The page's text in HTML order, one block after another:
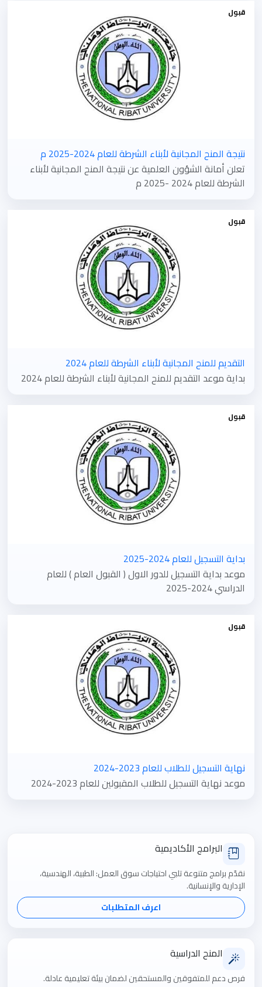
قبول
نتيجة المنح المجانية لأبناء الشرطة للعام 2024-2025 م
تعلن أمانة الشؤون العلمية عن نتيجة المنح المجانية لأبناء
الشرطة للعام 2024 -2025 م
قبول
التقديم للمنح المجانية لأبناء الشرطة للعام 2024
بداية موعد التقديم للمنح المجانية لأبناء الشرطة للعام 2024
قبول
بداية التسجيل للعام 2024-2025
موعد بداية التسجيل للدور الاول ( القبول العام ) للعام
الدراسي 2024-2025
قبول
نهاية التسجيل للطلاب للعام 2023-2024
موعد نهاية التسجيل للطلاب المقبولين للعام 2023-2024
البرامج الأكاديمية
نقدّم برامج متنوعة تلبي احتياجات سوق العمل: الطبية، الهندسية،
الإدارية والإنسانية.
اعرف المتطلبات
المنح الدراسية
فرص دعم للمتفوقين والمستحقين لضمان بيئة تعليمية عادلة.